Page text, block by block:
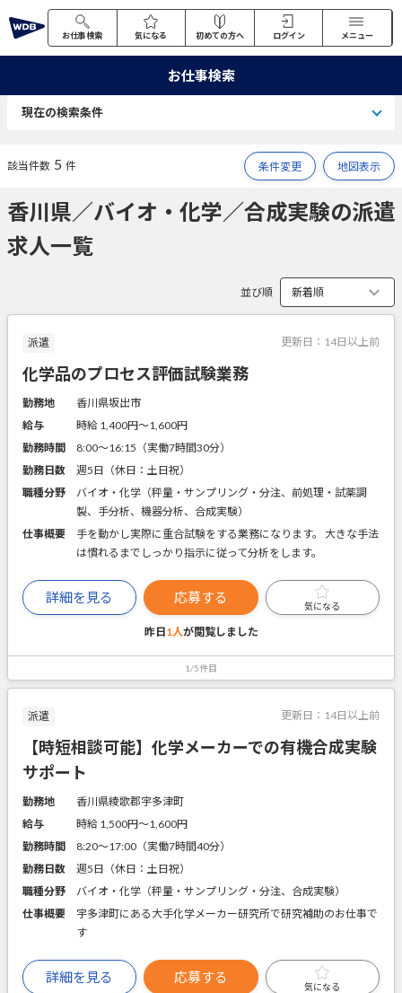
お仕事検索 気になる 初めての方へ ログイン メニュー
お仕事検索
現在の検索条件
該当件数 5 件 条件変更 地図表示
香川県／バイオ・化学／合成実験の派遣
求人一覧
並び順
派遣 更新日： 14日以上前
化学品のプロセス評価試験業務
勤務地
香川県坂出市
給与
時給 1,400円〜1,600円
勤務時間
8:00～16:15（実働7時間30分）
勤務日数
週5日（休日：土日祝）
職種分野
バイオ・化学（秤量・サンプリング・分注、前処理・試薬調
製、手分析、機器分析、合成実験）
仕事概要
手を動かし実際に重合試験をする業務になります。 大きな手法
は慣れるまでしっかり指示に従って分析をします。
詳細を見る 応募する
気になる
昨日1人が閲覧しました
1/5件目
派遣 更新日： 14日以上前
【時短相談可能】化学メーカーでの有機合成実験
サポート
勤務地
香川県綾歌郡宇多津町
給与
時給 1,500円〜1,600円
勤務時間
8:20～17:00（実働7時間40分）
勤務日数
週5日（休日：土日祝）
職種分野
バイオ・化学（秤量・サンプリング・分注、合成実験）
仕事概要
宇多津町にある大手化学メーカー研究所で研究補助のお仕事で
す
詳細を見る 応募する
気になる